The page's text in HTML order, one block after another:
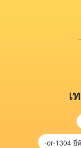
เ